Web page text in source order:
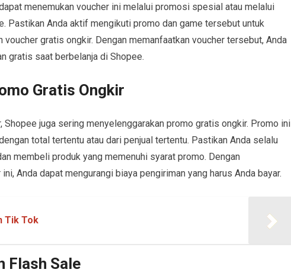
menemukan voucher ini melalui promosi spesial atau melalui
Pastikan Anda aktif mengikuti promo dan game tersebut untuk
gratis ongkir. Dengan memanfaatkan voucher tersebut, Anda
gratis saat berbelanja di Shopee.
Gratis Ongkir
Shopee juga sering menyelenggarakan promo gratis ongkir. Promo ini
total tertentu atau dari penjual tertentu. Pastikan Anda selalu
membeli produk yang memenuhi syarat promo. Dengan
Anda dapat mengurangi biaya pengiriman yang harus Anda bayar.
Tik Tok
Flash Sale